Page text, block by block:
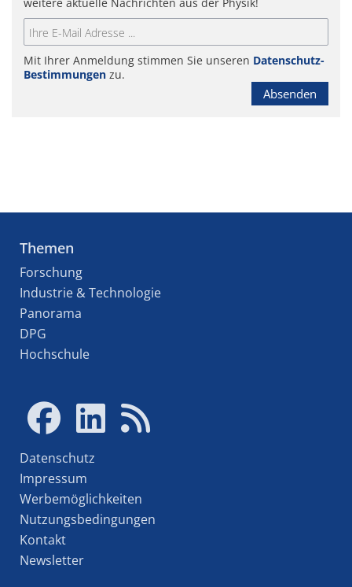
weitere aktuelle Nachrichten aus der Physik!
Mit Ihrer Anmeldung stimmen Sie unseren Datenschutz-
Bestimmungen zu.
Absenden
Themen
Forschung
Industrie & Technologie
Panorama
DPG
Hochschule
Datenschutz
Impressum
Werbemöglichkeiten
Nutzungsbedingungen
Kontakt
Newsletter